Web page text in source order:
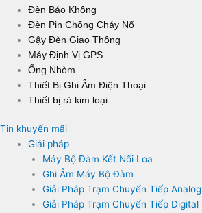
Đèn Báo Không
Đèn Pin Chống Cháy Nổ
Gậy Đèn Giao Thông
Máy Định Vị GPS
Ống Nhòm
Thiết Bị Ghi Âm Điện Thoại
Thiết bị rà kim loại
Tin khuyến mãi
Giải pháp
Máy Bộ Đàm Kết Nối Loa
Ghi Âm Máy Bộ Đàm
Giải Pháp Trạm Chuyển Tiếp Analog
Giải Pháp Trạm Chuyển Tiếp Digital